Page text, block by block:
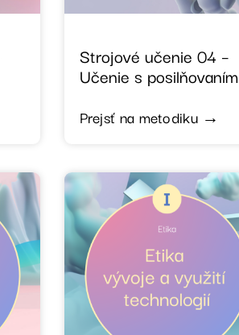
Strojové učenie 04 –
Učenie s posilňovaním
Prejsť na metodiku →